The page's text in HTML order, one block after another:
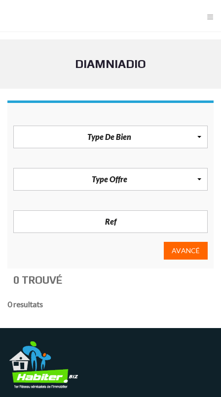
≡
DIAMNIADIO
Type De Bien
Type Offre
AVANCÉ
0 TROUVÉ
0 resultats